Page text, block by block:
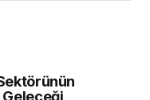
Geleceği